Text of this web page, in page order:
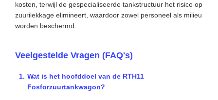
kosten, terwijl de gespecialiseerde tankstructuur het risico op
zuurilekkage elimineert, waardoor zowel personeel als milieu
worden beschermd.
Veelgestelde Vragen (FAQ's)
Wat is het hoofddoel van de RTH11
Fosforzuurtankwagon?